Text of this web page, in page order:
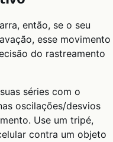
então, se o seu
esse movimento
do rastreamento
séries com o
oscilações/desvios
Use um tripé,
contra um objeto